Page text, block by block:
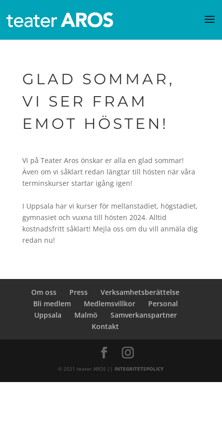
GLAD SOMMAR,
VI SER FRAM
EMOT HÖSTEN!
Vi på Teater Aros önskar er alla en glad sommar!
Även om vi såklart redan längtar till hösten när våra
terminskurser startar igång igen!
I Uppsala har vi kurser för mellanstadiet, högstadiet,
gymnasiet och vuxna till hösten 2024. Alltid
kostnadsfritt såklart! Mejla oss om du vill anmäla dig
redan nu!
Om oss Press
Verksamhetsberättelse
Bli medlem
Medlemsvillkor
Personal
Uppsala
Malmö
Samverkanspartner
Kontakt
© 2021 teater AROS || INTEGRITETSPOLICY